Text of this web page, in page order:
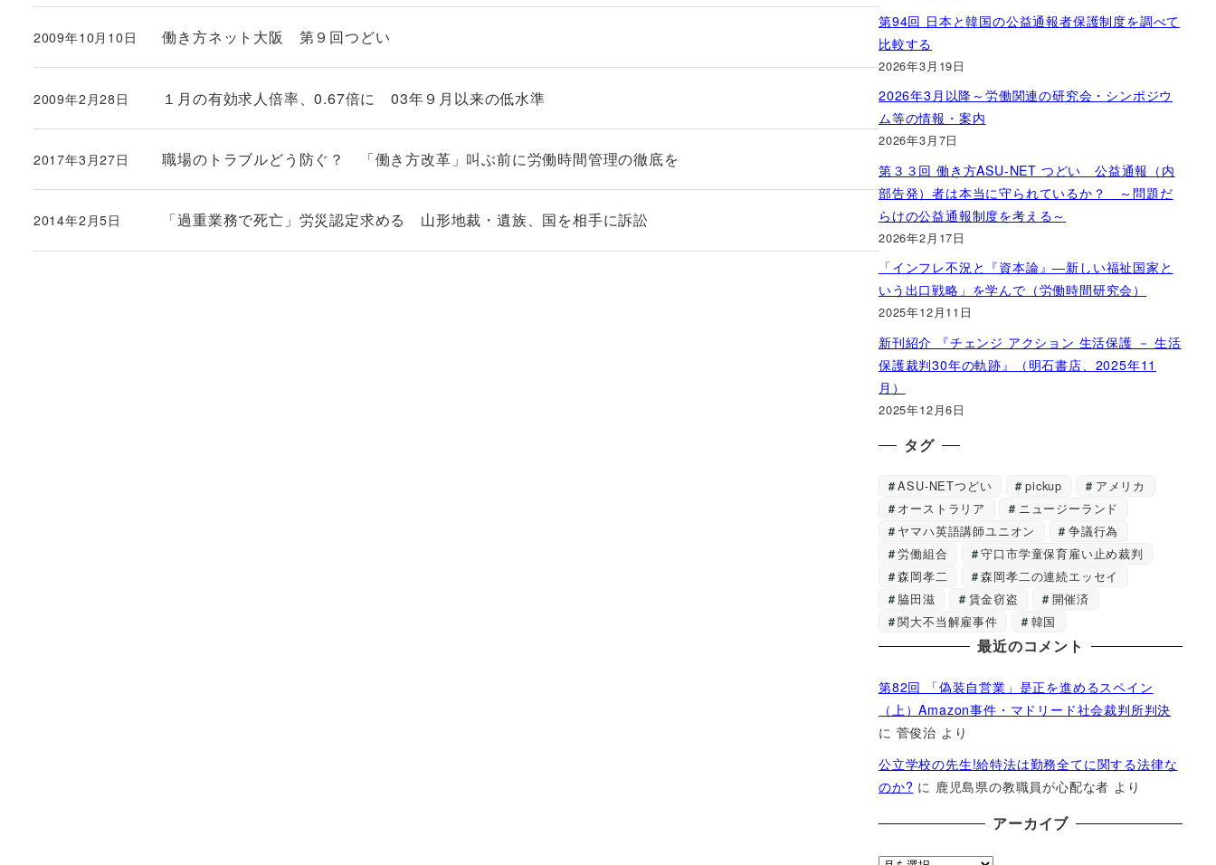
働き方ネット大阪 第９回つどい
投稿日
2009年10月10日
１月の有効求人倍率、0.67倍に 03年９月以来の低水準
投稿日
2009年2月28日
職場のトラブルどう防ぐ？ 「働き方改革」叫ぶ前に労働時間管理の徹底を
投稿日
2017年3月27日
「過重業務で死亡」労災認定求める 山形地裁・遺族、国を相手に訴訟
投稿日
2014年2月5日
第94回 日本と韓国の公益通報者保護制度を調べて
比較する
2026年3月19日
2026年3月以降～労働関連の研究会・シンポジウ
ム等の情報・案内
2026年3月7日
第３３回 働き方ASU-NET つどい 公益通報（内
部告発）者は本当に守られているか？ ～問題だ
らけの公益通報制度を考える～
2026年2月17日
「インフレ不況と『資本論』―新しい福祉国家と
いう出口戦略」を学んで（労働時間研究会）
2025年12月11日
新刊紹介 『チェンジ アクション 生活保護 － 生活
保護裁判30年の軌跡』（明石書店、2025年11
月）
2025年12月6日
タグ
ASU-NETつどい pickup
アメリカ
オーストラリア
ニュージーランド
ヤマハ英語講師ユニオン
争議行為
労働組合
守口市学童保育雇い止め裁判
森岡孝二
森岡孝二の連続エッセイ
脇田滋
賃金窃盗
開催済
関大不当解雇事件
韓国
最近のコメント
第82回 「偽装自営業」是正を進めるスペイン
（上）Amazon事件・マドリード社会裁判所判決
に 菅俊治 より
公立学校の先生!給特法は勤務全てに関する法律な
のか? に 鹿児島県の教職員が心配な者 より
アーカイブ